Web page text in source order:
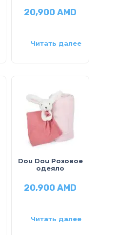
20,900AMD
Читать далее
Dou Dou Розовое
одеяло
20,900AMD
Читать далее